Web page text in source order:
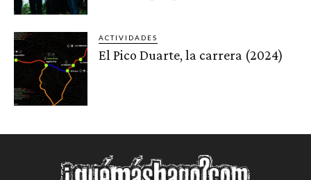
ACTIVIDADES
El Pico Duarte, la carrera (2024)